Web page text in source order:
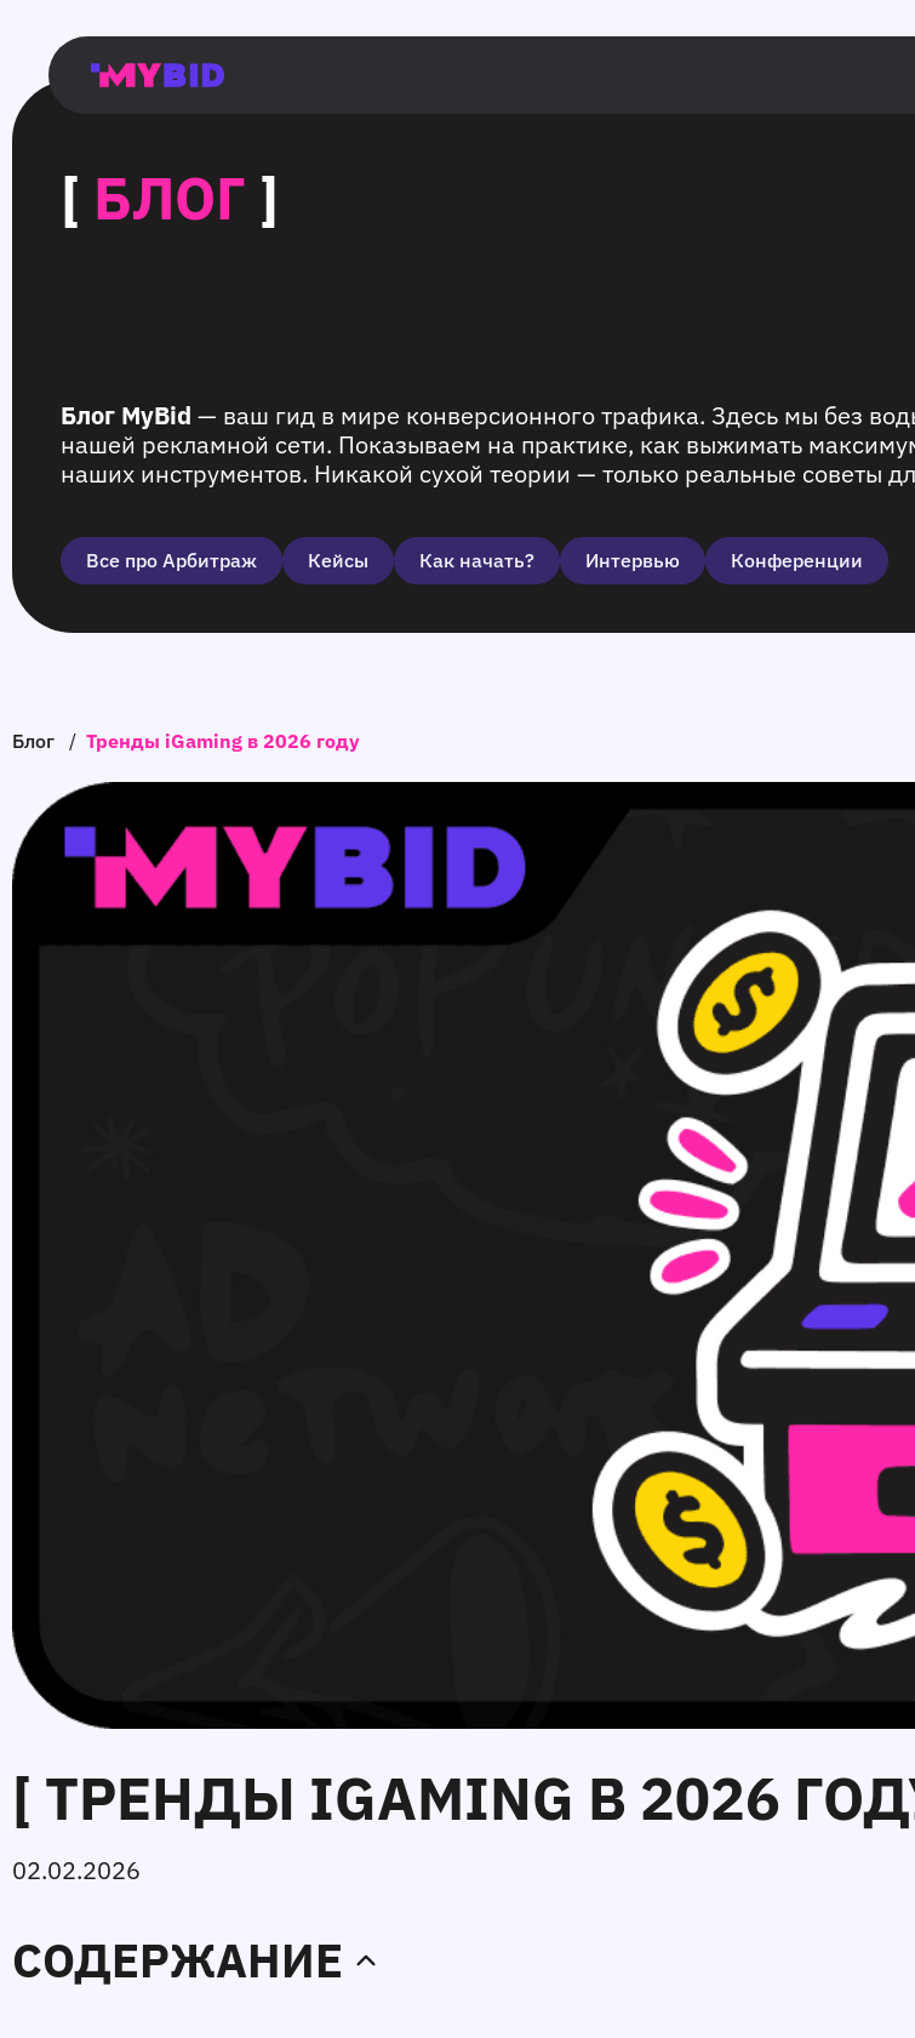
Главная
Гибкий
таргетинг
Возможности
Форматы
TMA
Главная
Домонетизация
TMA
Блог
Главная
страница
Main
page
Flexible
targeting
Opportunities
Formats
TMA
Main
page
Extra
monetization
TMA
Blog
Main
page
[ БЛОГ ]
Блог MyBid — ваш гид в мире конверсионного трафика. Здесь мы без
нашей рекламной сети. Показываем на практике, как выжимать
наших инструментов. Никакой сухой теории — только реальные советы
Все про Арбитраж Кейсы Как начать? Интервью Конференции
Блог / Тренды iGaming в 2026 году
[ ТРЕНДЫ IGAMING В 2026
02.02.2026
СОДЕРЖАНИЕ